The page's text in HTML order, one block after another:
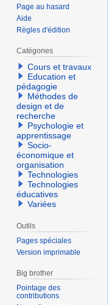
Page au hasard
Aide
Règles d'édition
Catégories
Cours et travaux
Education et
pédagogie
Méthodes de
design et de
recherche
Psychologie et
apprentissage
Socio-
économique et
organisation
Technologies
Technologies
éducatives
Variées
Outils
Pages spéciales
Version imprimable
Big brother
Pointage des
contributions